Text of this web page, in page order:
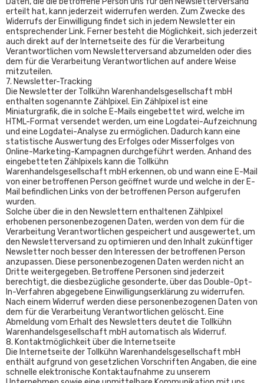
erteilt hat, kann jederzeit widerrufen werden. Zum Zwecke des
Widerrufs der Einwilligung findet sich in jedem Newsletter ein
entsprechender Link. Ferner besteht die Möglichkeit, sich jederzeit
auch direkt auf der Internetseite des für die Verarbeitung
Verantwortlichen vom Newsletterversand abzumelden oder dies
dem für die Verarbeitung Verantwortlichen auf andere Weise
mitzuteilen.
7. Newsletter-Tracking
Die Newsletter der Tollkühn Warenhandelsgesellschaft mbH
enthalten sogenannte Zählpixel. Ein Zählpixel ist eine
Miniaturgrafik, die in solche E-Mails eingebettet wird, welche im
HTML-Format versendet werden, um eine Logdatei-Aufzeichnung
und eine Logdatei-Analyse zu ermöglichen. Dadurch kann eine
statistische Auswertung des Erfolges oder Misserfolges von
Online-Marketing-Kampagnen durchgeführt werden. Anhand des
eingebetteten Zählpixels kann die Tollkühn
Warenhandelsgesellschaft mbH erkennen, ob und wann eine E-Mail
von einer betroffenen Person geöffnet wurde und welche in der E-
Mail befindlichen Links von der betroffenen Person aufgerufen
wurden.
Solche über die in den Newslettern enthaltenen Zählpixel
erhobenen personenbezogenen Daten, werden von dem für die
Verarbeitung Verantwortlichen gespeichert und ausgewertet, um
den Newsletterversand zu optimieren und den Inhalt zukünftiger
Newsletter noch besser den Interessen der betroffenen Person
anzupassen. Diese personenbezogenen Daten werden nicht an
Dritte weitergegeben. Betroffene Personen sind jederzeit
berechtigt, die diesbezügliche gesonderte, über das Double-Opt-
In-Verfahren abgegebene Einwilligungserklärung zu widerrufen.
Nach einem Widerruf werden diese personenbezogenen Daten von
dem für die Verarbeitung Verantwortlichen gelöscht. Eine
Abmeldung vom Erhalt des Newsletters deutet die Tollkühn
Warenhandelsgesellschaft mbH automatisch als Widerruf.
8. Kontaktmöglichkeit über die Internetseite
Die Internetseite der Tollkühn Warenhandelsgesellschaft mbH
enthält aufgrund von gesetzlichen Vorschriften Angaben, die eine
schnelle elektronische Kontaktaufnahme zu unserem